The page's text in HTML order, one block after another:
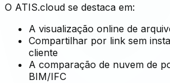
O ATIS.cloud se destaca em:
A visualização online de
Compartilhar por link sem
cliente
A comparação de nuvem de
BIM/IFC